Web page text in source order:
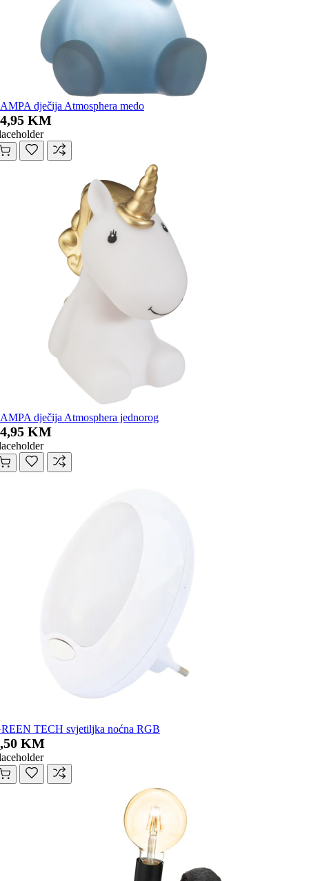
dječija Atmosphera medo
KM
dječija Atmosphera jednorog
KM
TECH svjetiljka noćna RGB
KM